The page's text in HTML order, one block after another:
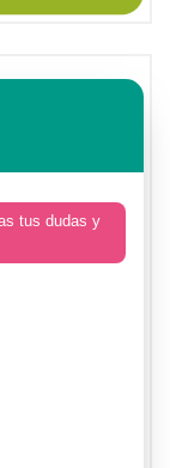
tus dudas y